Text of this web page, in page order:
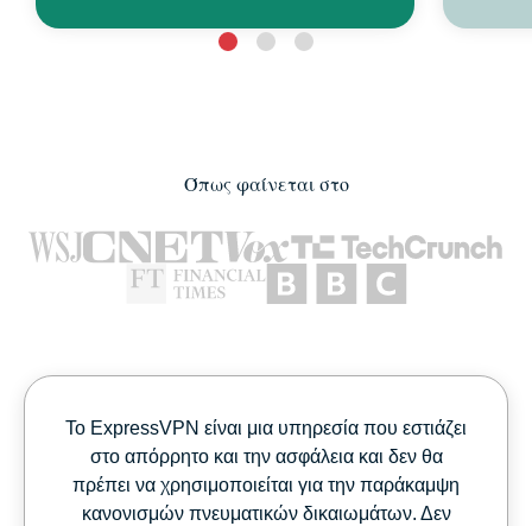
Όπως φαίνεται στο
Το ExpressVPN είναι μια υπηρεσία που εστιάζει
στο απόρρητο και την ασφάλεια και δεν θα
πρέπει να χρησιμοποιείται για την παράκαμψη
κανονισμών πνευματικών δικαιωμάτων. Δεν